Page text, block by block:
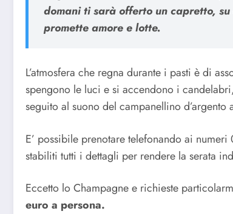
domani ti sarà offerto un capretto,
promette amore e lotte.
L’atmosfera che regna durante i pasti è di
spengono le luci e si accendono i
seguito al suono del campanellino
E’ possibile prenotare telefonando ai
stabiliti tutti i dettagli per rendere la serata
Eccetto lo Champagne e richieste
euro a persona.